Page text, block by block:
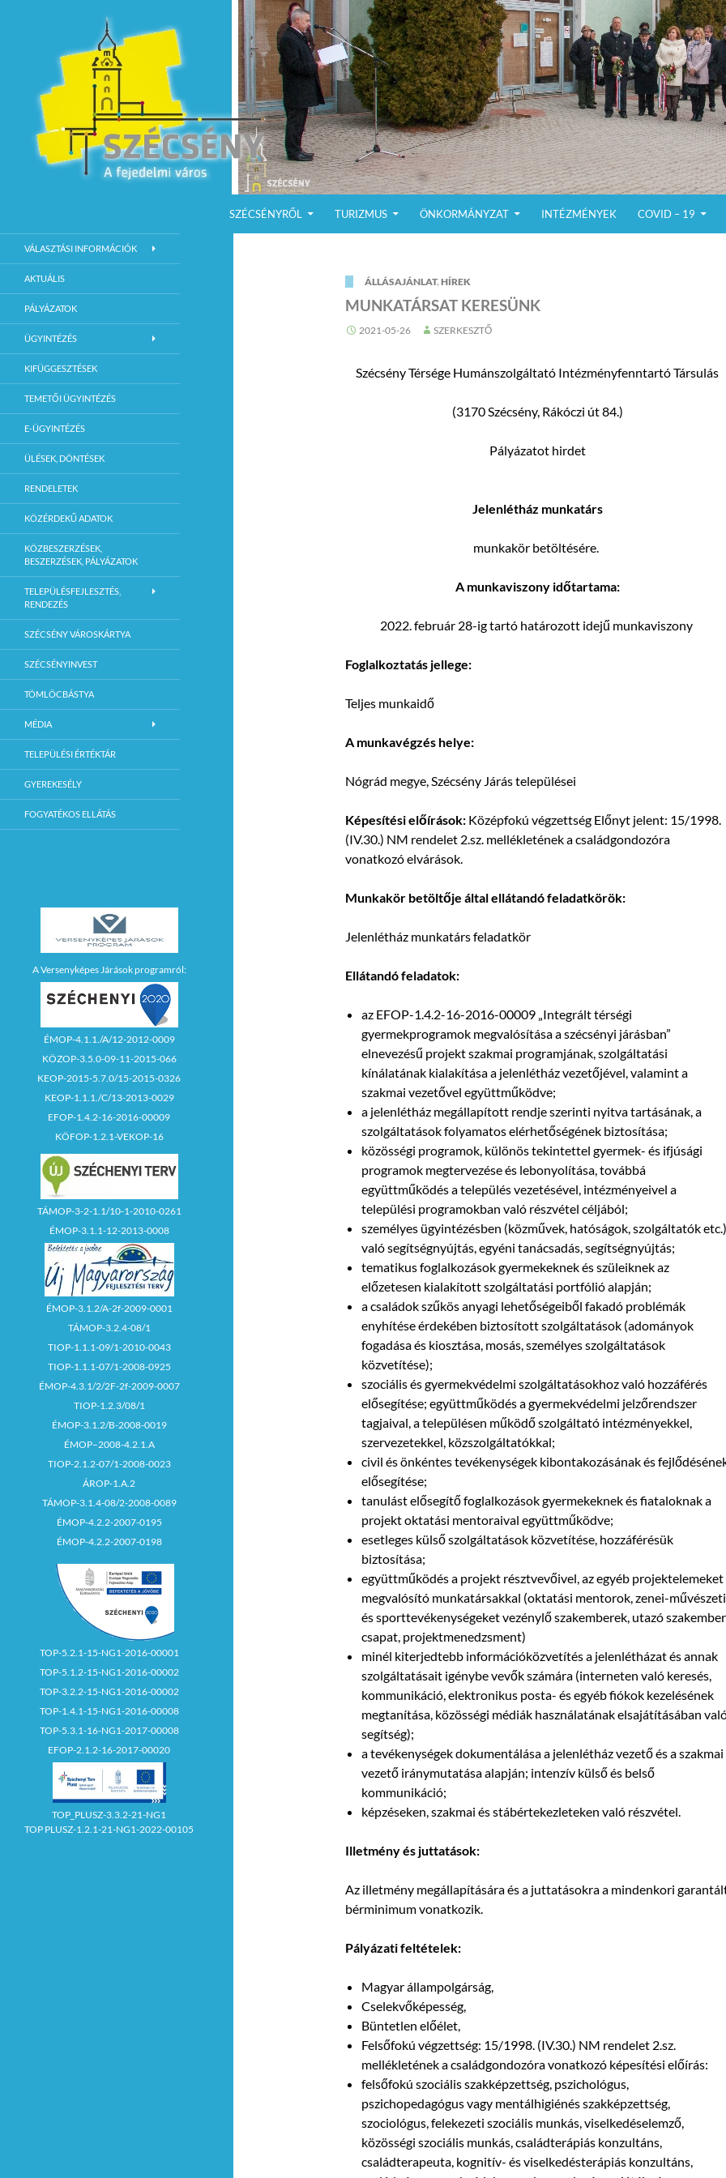
SZÉCSÉNYRŐL
TURIZMUS ÖNKORMÁNYZAT INTÉZMÉNYEK COVID – 19
ÁLLÁSAJÁNLAT,HÍREK
MUNKATÁRSAT KERESÜNK
2021-05-26 SZERKESZTŐ
Szécsény Térsége Humánszolgáltató Intézményfenntartó Társulás
(3170 Szécsény, Rákóczi út 84.)
Pályázatot hirdet
Jelenlétház munkatárs
munkakör betöltésére.
A munkaviszony időtartama:
2022. február 28-ig tartó határozott idejű munkaviszony
Foglalkoztatás jellege:
Teljes munkaidő
A munkavégzés helye:
Nógrád megye, Szécsény Járás települései
Képesítési előírások: Középfokú végzettség Előnyt jelent: 15/1998.
(IV.30.) NM rendelet 2.sz. mellékletének a családgondozóra
vonatkozó elvárások.
Munkakör betöltője által ellátandó feladatkörök:
Jelenlétház munkatárs feladatkör
Ellátandó feladatok:
az EFOP-1.4.2-16-2016-00009 „Integrált térségi
gyermekprogramok megvalósítása a szécsényi járásban”
elnevezésű projekt szakmai programjának, szolgáltatási
kínálatának kialakítása a jelenlétház vezetőjével, valamint a
szakmai vezetővel együttműködve;
a jelenlétház megállapított rendje szerinti nyitva tartásának, a
szolgáltatások folyamatos elérhetőségének biztosítása;
közösségi programok, különös tekintettel gyermek- és ifjúsági
programok megtervezése és lebonyolítása, továbbá
együttműködés a település vezetésével, intézményeivel a
települési programokban való részvétel céljából;
személyes ügyintézésben (közművek, hatóságok, szolgáltatók etc.)
való segítségnyújtás, egyéni tanácsadás, segítségnyújtás;
tematikus foglalkozások gyermekeknek és szüleiknek az
előzetesen kialakított szolgáltatási portfólió alapján;
a családok szűkös anyagi lehetőségeiből fakadó problémák
enyhítése érdekében biztosított szolgáltatások (adományok
fogadása és kiosztása, mosás, személyes szolgáltatások
közvetítése);
szociális és gyermekvédelmi szolgáltatásokhoz való hozzáférés
elősegítése; együttműködés a gyermekvédelmi jelzőrendszer
tagjaival, a településen működő szolgáltató intézményekkel,
szervezetekkel, közszolgáltatókkal;
civil és önkéntes tevékenységek kibontakozásának és
elősegítése;
tanulást elősegítő foglalkozások gyermekeknek és fiataloknak a
projekt oktatási mentoraival együttműködve;
esetleges külső szolgáltatások közvetítése, hozzáférésük
biztosítása;
együttműködés a projekt résztvevőivel, az egyéb projektelemeket
megvalósító munkatársakkal (oktatási mentorok, zenei-művészeti
és sporttevékenységeket vezénylő szakemberek, utazó
csapat, projektmenedzsment)
minél kiterjedtebb információközvetítés a jelenlétházat és annak
szolgáltatásait igénybe vevők számára (interneten való keresés,
kommunikáció, elektronikus posta- és egyéb fiókok kezelésének
megtanítása, közösségi médiák használatának elsajátításában
segítség);
a tevékenységek dokumentálása a jelenlétház vezető és a szakmai
vezető iránymutatása alapján; intenzív külső és belső
kommunikáció;
képzéseken, szakmai és stábértekezleteken való részvétel.
Illetmény és juttatások:
Az illetmény megállapítására és a juttatásokra a mindenkori
bérminimum vonatkozik.
Pályázati feltételek:
Magyar állampolgárság,
Cselekvőképesség,
Büntetlen előélet,
Felsőfokú végzettség: 15/1998. (IV.30.) NM rendelet 2.sz.
mellékletének a családgondozóra vonatkozó képesítési előírás:
felsőfokú szociális szakképzettség, pszichológus,
pszichopedagógus vagy mentálhigiénés szakképzettség,
szociológus, felekezeti szociális munkás, viselkedéselemző,
közösségi szociális munkás, családterápiás konzultáns,
családterapeuta, kognitív- és viselkedésterápiás konzultáns,
Szécsény Város Hivatalos Weboldala
VÁLASZTÁSI INFORMÁCIÓK
AKTUÁLIS
PÁLYÁZATOK
ÜGYINTÉZÉS
KIFÜGGESZTÉSEK
TEMETŐI ÜGYINTÉZÉS
E-ÜGYINTÉZÉS
ÜLÉSEK, DÖNTÉSEK
RENDELETEK
KÖZÉRDEKŰ ADATOK
KÖZBESZERZÉSEK,
BESZERZÉSEK, PÁLYÁZATOK
TELEPÜLÉSFEJLESZTÉS,
RENDEZÉS
SZÉCSÉNY VÁROSKÁRTYA
SZÉCSÉNYINVEST
TÖMLÖCBÁSTYA
MÉDIA
TELEPÜLÉSI ÉRTÉKTÁR
GYEREKESÉLY
FOGYATÉKOS ELLÁTÁS
A Versenyképes Járások programról:
ÉMOP-4.1.1./A/12-2012-0009
KÖZOP-3.5.0-09-11-2015-066
KEOP-2015-5.7.0/15-2015-0326
KEOP-1.1.1./C/13-2013-0029
EFOP-1.4.2-16-2016-00009
KÖFOP-1.2.1-VEKOP-16
TÁMOP-3-2-1.1/10-1-2010-0261
ÉMOP-3.1.1-12-2013-0008
ÉMOP-3.1.2/A-2f-2009-0001
TÁMOP-3.2.4-08/1
TIOP-1.1.1-09/1-2010-0043
TIOP-1.1.1-07/1-2008-0925
ÉMOP-4.3.1/2/2F-2f-2009-0007
TIOP-1.2.3/08/1
ÉMOP-3.1.2/B-2008-0019
ÉMOP–2008-4.2.1.A
TIOP-2.1.2-07/1-2008-0023
ÁROP-1.A.2
TÁMOP-3.1.4-08/2-2008-0089
ÉMOP-4.2.2-2007-0195
ÉMOP-4.2.2-2007-0198
TOP-5.2.1-15-NG1-2016-00001
TOP-5.1.2-15-NG1-2016-00002
TOP-3.2.2-15-NG1-2016-00002
TOP-1.4.1-15-NG1-2016-00008
TOP-5.3.1-16-NG1-2017-00008
EFOP-2.1.2-16-2017-00020
TOP_PLUSZ-3.3.2-21-NG1
TOP PLUSZ-1.2.1-21-NG1-2022-00105